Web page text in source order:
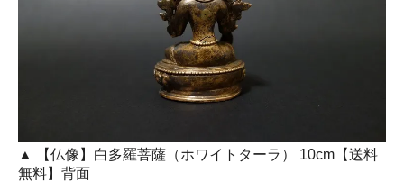
▲ 【仏像】白多羅菩薩（ホワイトターラ） 10cm【送料
無料】背面